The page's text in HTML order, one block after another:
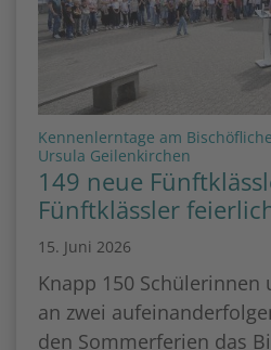
Kennenlerntage am
Ursula Geilenkirchen
149 neue
Fünftklässler
15. Juni 2026
Knapp 150 Schülerinnen
an zwei
den Sommerferien das